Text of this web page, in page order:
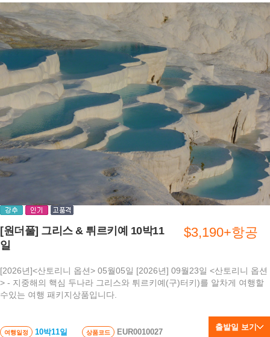
[원더풀] 그리스 & 튀르키예 10박11
일
[2026년]<산토리니 옵션> 05월05일 [2026년] 09월23일 <산토리니 옵션
> - 지중해의 핵심 두나라 그리스와 튀르키예(구)터키)를 알차게 여행할
수있는 여행 패키지상품입니다.
여행일정 10박11일 상품코드 EUR0010027
$3,190+항공
출발일 보기